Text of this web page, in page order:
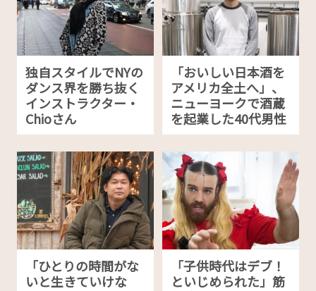
独自スタイルでNYの
ダンス界を勝ち抜く
インストラクター・
Chioさん
「おいしい日本酒を
アメリカ全土へ」、
ニューヨークで酒蔵
を起業した40代男性
「ひとりの時間がな
いと生きていけな
「子供時代はデブ！
といじめられた」筋